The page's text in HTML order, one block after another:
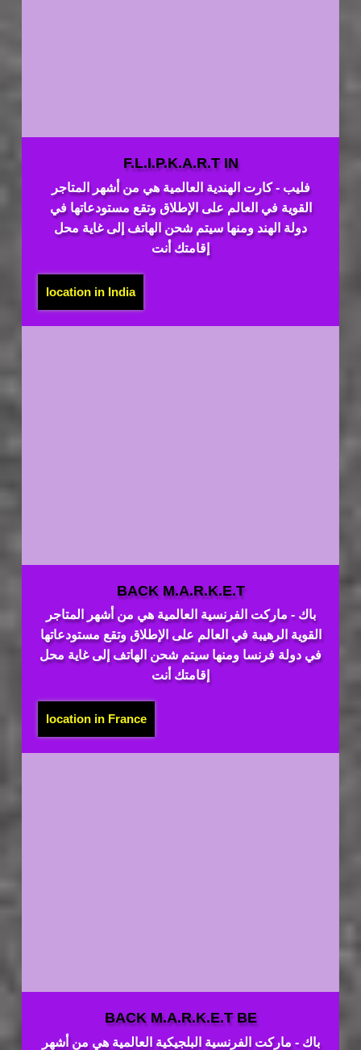
F.L.I.P.K.A.R.T IN
فليب - كارت الهندية العالمية هي من أشهر المتاجر
القوية في العالم على الإطلاق وتقع مستودعاتها في
دولة الهند ومنها سيتم شحن الهاتف إلى غاية محل
إقامتك أنت
location in India
BACK M.A.R.K.E.T
باك - ماركت الفرنسية العالمية هي من أشهر المتاجر
القوية الرهيبة في العالم على الإطلاق وتقع مستودعاتها
في دولة فرنسا ومنها سيتم شحن الهاتف إلى غاية محل
إقامتك أنت
location in France
BACK M.A.R.K.E.T BE
باك - ماركت الفرنسية البلجيكية العالمية هي من أشهر